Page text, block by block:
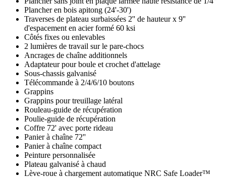
Plancher en bois apitong (24'-30')
Traverses de plateau surbaissées 2'' de hauteur x 9''
d'espacement en acier formé 60 ksi
Côtés fixes ou enlevables
2 lumières de travail sur le pare-chocs
Ancrages de chaîne additionnels
Adaptateur pour boule et crochet d'attelage
Sous-chassis galvanisé
Télécommande à 2/4/6/10 boutons
Grappins
Grappins pour treuillage latéral
Rouleau-guide de récupération
Poulie-guide de récupération
Coffre 72' avec porte rideau
Panier à chaîne 72''
Panier à chaîne compact
Peinture personnalisée
Plateau galvanisé à chaud
Lève-roue à chargement automatique NRC Safe Loader™